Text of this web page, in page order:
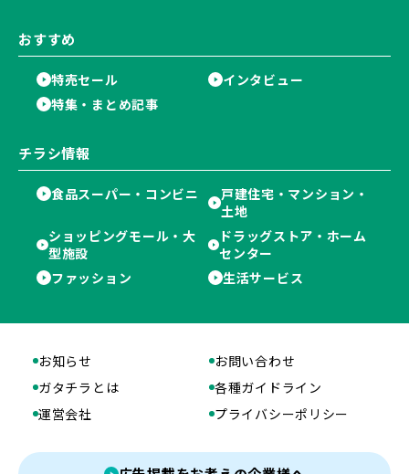
おすすめ
特売セール
インタビュー
特集・まとめ記事
チラシ情報
食品スーパー・コンビニ
戸建住宅・マンション・
土地
ショッピングモール・大
型施設
ドラッグストア・ホーム
センター
ファッション
生活サービス
お知らせ
お問い合わせ
ガタチラとは
各種ガイドライン
運営会社
プライバシーポリシー